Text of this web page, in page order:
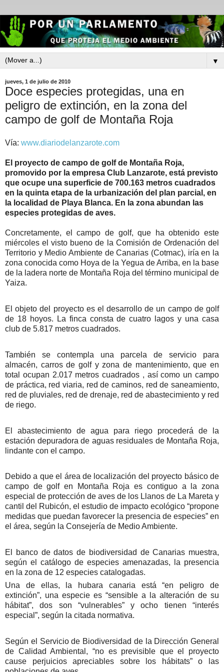
▼
jueves, 1 de julio de 2010
Doce especies protegidas, una en
peligro de extinción, en la zona del
campo de golf de Montaña Roja
Vía: www.diariodelanzarote.com
El proyecto de campo de golf de Montaña Roja,
promovido por la empresa Club Lanzarote, está previsto
que ocupe una superficie de 700.163 metros cuadrados
en la quinta etapa de la urbanización del plan parcial, en
la localidad de Playa Blanca. En la zona abundan las
especies protegidas de aves.
Concretamente, el campo de golf, que ha obtenido este
miércoles el visto bueno de la Comisión de Ordenación del
Territorio y Medio Ambiente de Canarias (Cotmac), iría en la
zona conocida como Hoya de la Yegua de Arriba, en la base
de la ladera norte de Montaña Roja del término municipal de
Yaiza.
El objeto del proyecto es el desarrollo de un campo de golf
de 18 hoyos. La finca consta de cuatro lagos y una casa
club de 5.817 metros cuadrados.
También se contempla una parcela de servicio para
almacén, carros de golf y zona de mantenimiento, que en
total ocupan 2.017 metros cuadrados , así como un campo
de práctica, red viaria, red de caminos, red de saneamiento,
red de pluviales, red de drenaje, red de abastecimiento y red
de riego.
El abastecimiento de agua para riego procederá de la
estación depuradora de aguas residuales de Montaña Roja,
lindante con el campo.
Debido a que el área de localización del proyecto básico de
campo de golf en Montaña Roja es contiguo a la zona
especial de protección de aves de los Llanos de La Mareta y
cantil del Rubicón, el estudio de impacto ecológico “propone
medidas que puedan favorecer la presencia de especies” en
el área, según la Consejería de Medio Ambiente.
El banco de datos de biodiversidad de Canarias muestra,
según el catálogo de especies amenazadas, la presencia
en la zona de 12 especies catalogadas.
Una de ellas, la hubara canaria está “en peligro de
extinción”, una especie es “sensible a la alteración de su
hábitat”, dos son “vulnerables” y ocho tienen “interés
especial”, según la citada normativa.
Según el Servicio de Biodiversidad de la Dirección General
de Calidad Ambiental, “no es previsible que el proyecto
cause perjuicios apreciables sobre los hábitats” o las